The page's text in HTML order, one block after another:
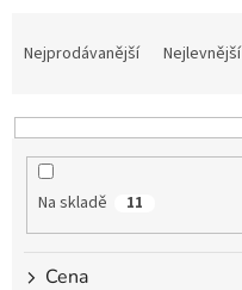
n
Nejprodávanější Nejlevnější
Na skladě 11
Cena